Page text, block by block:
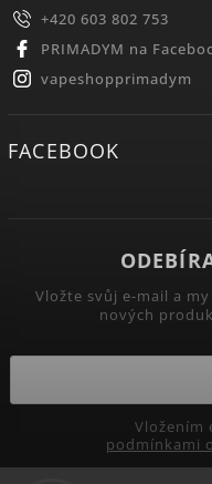
+420 603 802 753
PRIMADYM na
vapeshopprimadym
FACEBOOK
Vložte svůj e-mail a
nových
podmínkami